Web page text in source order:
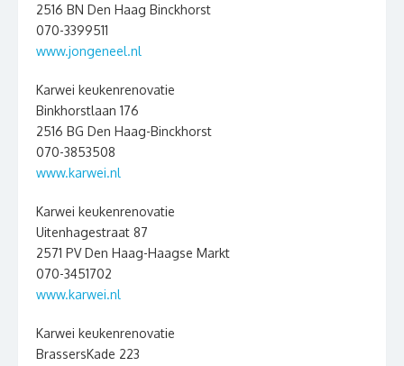
2516 BN Den Haag Binckhorst
070-3399511
www.jongeneel.nl
Karwei keukenrenovatie
Binkhorstlaan 176
2516 BG Den Haag-Binckhorst
070-3853508
www.karwei.nl
Karwei keukenrenovatie
Uitenhagestraat 87
2571 PV Den Haag-Haagse Markt
070-3451702
www.karwei.nl
Karwei keukenrenovatie
BrassersKade 223